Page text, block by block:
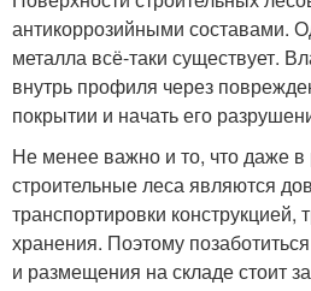
антикоррозийными составами.
металла всё-таки существует.
внутрь профиля через
покрытии и начать его
Не менее важно и то, что даже
строительные леса являются
транспортировки конструкцией,
хранения. Поэтому
и размещения на складе стоит